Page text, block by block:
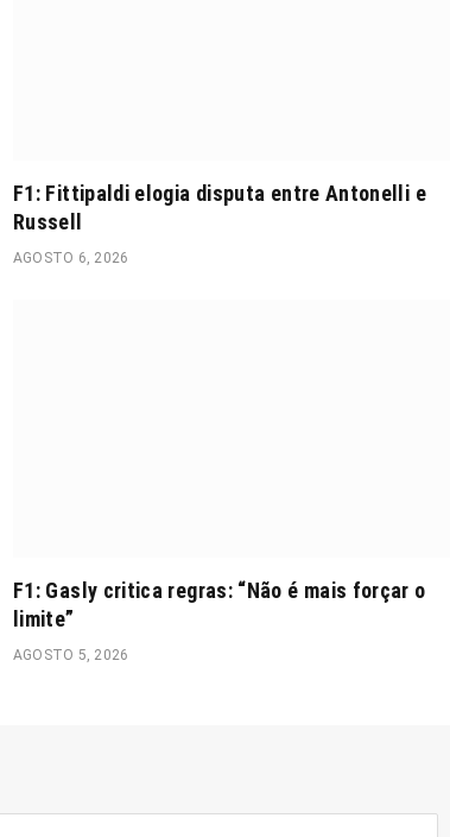
F1: Fittipaldi elogia disputa entre Antonelli e
Russell
AGOSTO 6, 2026
F1: Gasly critica regras: “Não é mais forçar o
limite”
AGOSTO 5, 2026